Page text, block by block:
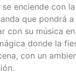
enciende con
que pondrá
con su música
donde la
con un